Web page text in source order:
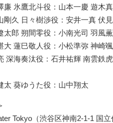
廉 氷鷹北斗役：山本一慶 遊木
剛久 日々樹渉役：安井一真 伏
太郎 朔間零役：小南光司 羽風
大 蓮巳敬人役：小松準弥 神崎
深海奏汰役：石井祐輝 南雲鉄
太 葵ゆうた役：山中翔太
Tokyo（渋谷区神南2-1-1 国立